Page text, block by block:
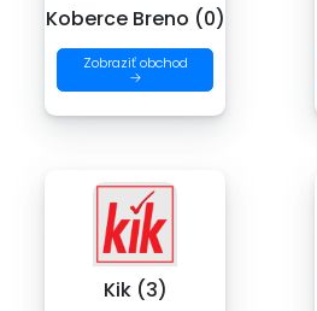
Koberce Breno (0)
Zobraziť obchod
→
Kik (3)